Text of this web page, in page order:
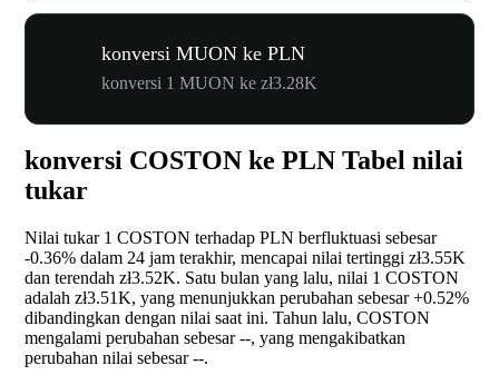
konversi MUON ke PLN
konversi 1 MUON ke zł3.28K
konversi COSTON ke PLN Tabel nilai
tukar
Nilai tukar 1 COSTON terhadap PLN berfluktuasi sebesar
-0.36% dalam 24 jam terakhir, mencapai nilai tertinggi zł3.55K
dan terendah zł3.52K. Satu bulan yang lalu, nilai 1 COSTON
adalah zł3.51K, yang menunjukkan perubahan sebesar+0.52%
dibandingkan dengan nilai saat ini. Tahun lalu, COSTON
mengalami perubahan sebesar--, yang mengakibatkan
perubahan nilai sebesar--.